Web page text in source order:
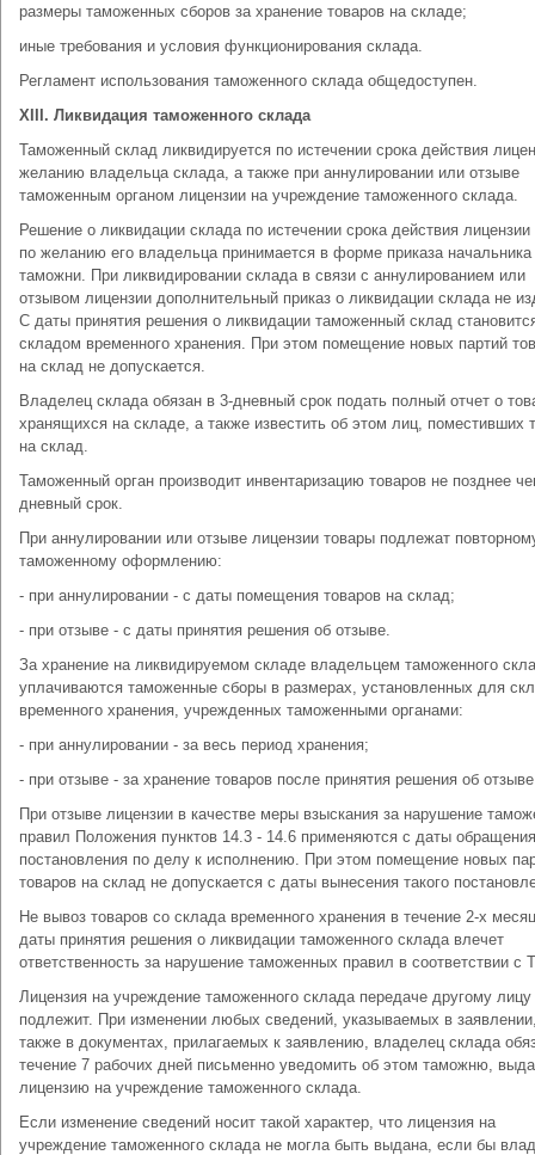
размеры таможенных сборов за хранение товаров на складе;
иные требования и условия функционирования склада.
Регламент использования таможенного склада общедоступен.
XIII . Ликвидация таможенного склада
Таможенный склад ликвидируется по истечении срока действия
желанию владельца склада, а также при аннулировании или отзыве
таможенным органом лицензии на учреждение таможенного склада.
Решение о ликвидации склада по истечении срока действия лицензии
по желанию его владельца принимается в форме приказа начальника
таможни. При ликвидировании склада в связи с аннулированием или
отзывом лицензии дополнительный приказ о ликвидации склада не
С даты принятия решения о ликвидации таможенный склад
складом временного хранения. При этом помещение новых партий
на склад не допускается.
Владелец склада обязан в 3-дневный срок подать полный отчет о
хранящихся на складе, а также известить об этом лиц, поместивших
на склад.
Таможенный орган производит инвентаризацию товаров не позднее
дневный срок.
При аннулировании или отзыве лицензии товары подлежат
таможенному оформлению:
- при аннулировании - с даты помещения товаров на склад;
- при отзыве - с даты принятия решения об отзыве.
За хранение на ликвидируемом складе владельцем таможенного
уплачиваются таможенные сборы в размерах, установленных для
временного хранения, учрежденных таможенными органами:
- при аннулировании - за весь период хранения;
- при отзыве - за хранение товаров после принятия решения об
При отзыве лицензии в качестве меры взыскания за нарушение
правил Положения пунктов 14.3 - 14.6 применяются с даты обращения
постановления по делу к исполнению. При этом помещение новых
товаров на склад не допускается с даты вынесения такого
Не вывоз товаров со склада временного хранения в течение 2-х
даты принятия решения о ликвидации таможенного склада влечет
ответственность за нарушение таможенных правил в соответствии с
Лицензия на учреждение таможенного склада передаче другому лицу
подлежит. При изменении любых сведений, указываемых в
также в документах, прилагаемых к заявлению, владелец склада
течение 7 рабочих дней письменно уведомить об этом таможню,
лицензию на учреждение таможенного склада.
Если изменение сведений носит такой характер, что лицензия на
учреждение таможенного склада не могла быть выдана, если бы